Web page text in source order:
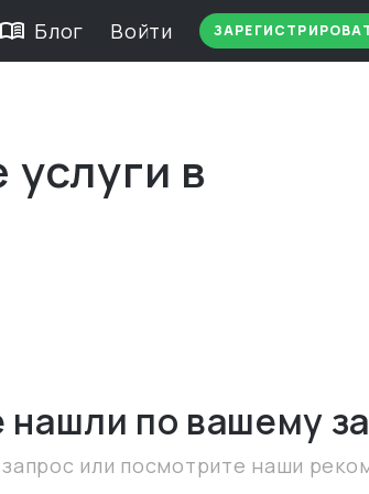
Блог Войти
в
нашли по вашему
или посмотрите наши